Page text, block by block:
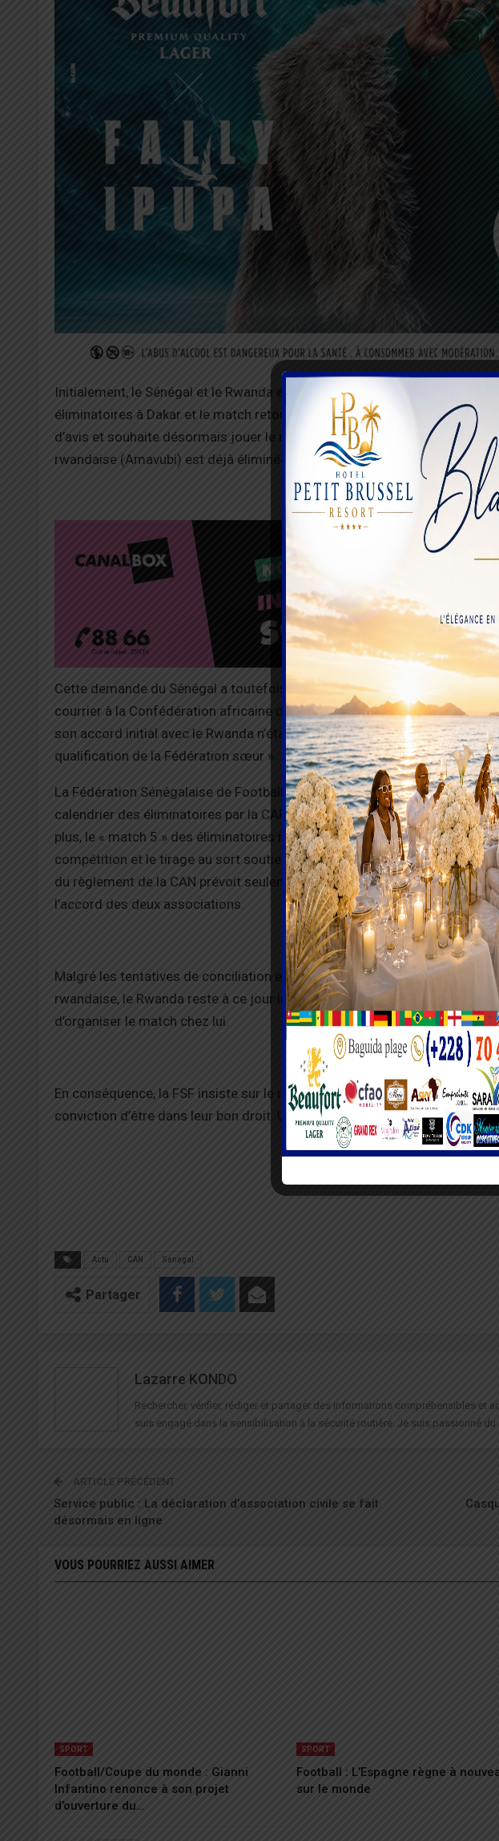
Initialement, le Sénégal et le Rwanda étaient d’accord pour inverser
éliminatoires à Dakar et le match retour à Kigali. Cependant, la
d’avis et souhaite désormais jouer le match retour à domicile également,
rwandaise (Amavubi) est déjà éliminée.
Cette demande du Sénégal a toutefois été rejetée par la Fédération
courrier à la Confédération africaine de football (CAF) pour maintenir le
son accord initial avec le Rwanda n’était pas contractuel, mais basé sur
qualification de la Fédération sœur ».
La Fédération Sénégalaise de Football souligne que la situation a
calendrier des éliminatoires par la CAF, et un engagement officiel avec
plus, le « match 5 » des éliminatoires n’a plus d’enjeu sportif pour les
compétition et le tirage au sort soutiennent leur droit d’organiser « le
du règlement de la CAN prévoit seulement une dérogation pour jouer les
l’accord des deux associations.
Malgré les tentatives de conciliation entre les présidents et les
rwandaise, le Rwanda reste à ce jour inflexible. Le Sénégal a déjà fait
d’organiser le match chez lui.
En conséquence, la FSF insiste sur le respect du règlement en planifiant
conviction d’être dans leur bon droit. Une réponse de la CAF est
Actu CAN Senegal
Partager
Lazarre KONDO
Rechercher, vérifier, rédiger et partager des informations compréhensibles et
suis engagé dans la sensibilisation à la sécurité routière. Je suis passionné du
ARTICLE PRÉCÉDENT
Service public : La déclaration d’association civile se fait
désormais en ligne
VOUS POURRIEZ AUSSI AIMER
SPORT
Football/Coupe du monde : Gianni
Infantino renonce à son projet
d’ouverture du…
SPORT
Football : L’Espagne règne à
sur le monde